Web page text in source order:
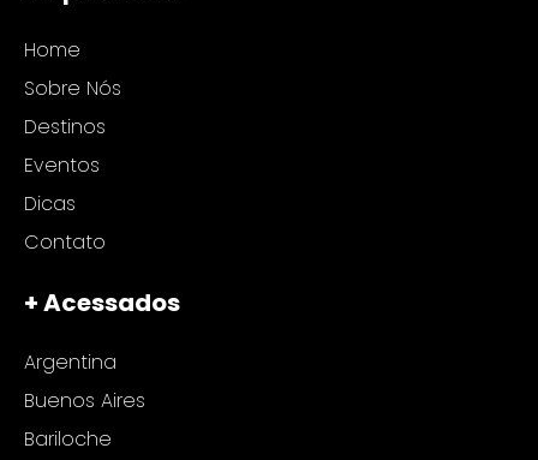
Home
Sobre Nós
Destinos
Eventos
Dicas
Contato
+ Acessados
Argentina
Buenos Aires
Bariloche